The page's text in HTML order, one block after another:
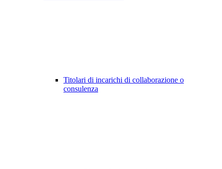
Titolari di incarichi di collaborazione o
consulenza